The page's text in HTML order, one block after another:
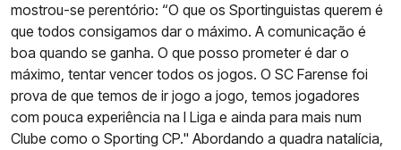
mostrou-se perentório: “O que os Sportinguistas querem é
que todos consigamos dar o máximo. A comunicação é
boa quando se ganha. O que posso prometer é dar o
máximo, tentar vencer todos os jogos. O SC Farense foi
prova de que temos de ir jogo a jogo, temos jogadores
com pouca experiência na I Liga e ainda para mais num
Clube como o Sporting CP." Abordando a quadra natalícia,